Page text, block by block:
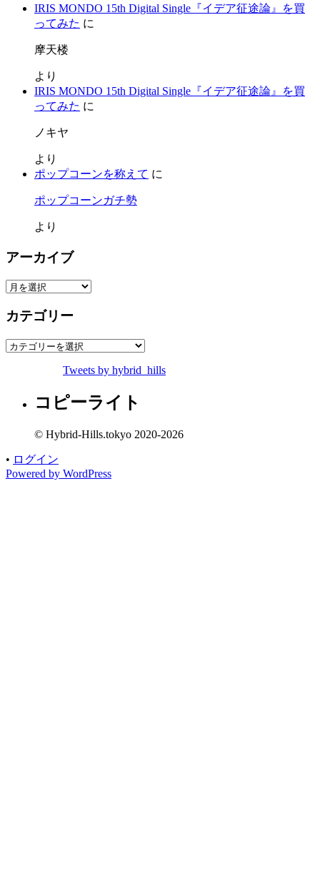
IRIS MONDO 15th Digital Single『イデア征途論』を買
ってみた に
摩天楼
より
IRIS MONDO 15th Digital Single『イデア征途論』を買
ってみた に
ノキヤ
より
ポップコーンを称えて に
ポップコーンガチ勢
より
アーカイブ
ア
カ
ブ
カテゴリー
カ
Tweets by hybrid_hills
コピーライト
© Hybrid-Hills.tokyo 2020-2026
• ログイン
Powered by WordPress